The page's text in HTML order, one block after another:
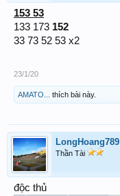
153 53
133 173 152
33 73 52 53 x2
23/1/20
AMATO... thích bài này.
LongHoang789
Thần Tài
độc thủ